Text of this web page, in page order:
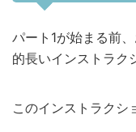
パート1が始まる前
的長いインストラク
このインストラクシ